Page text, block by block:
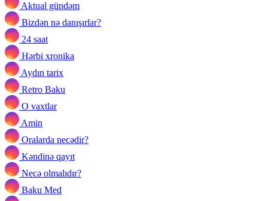
Aktual gündəm
Bizdən nə danışırlar?
24 saat
Hərbi xronika
Aydın tarix
Retro Baku
O vaxtlar
Amin
Oralarda necədir?
Kəndinə qayıt
Necə olmalıdır?
Baku Med